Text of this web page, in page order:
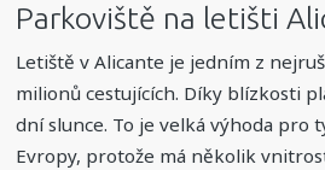
Parkoviště na letišti
Letiště v Alicante je jedním z
milionů cestujících. Díky blízkosti
dní slunce. To je velká výhoda pro
Evropy, protože má několik